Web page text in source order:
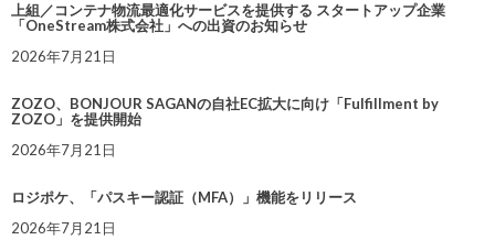
上組／コンテナ物流最適化サービスを提供する スタートアップ企業
「OneStream株式会社」への出資のお知らせ
2026年7月21日
ZOZO、BONJOUR SAGANの自社EC拡大に向け「Fulfillment by
ZOZO」を提供開始
2026年7月21日
ロジポケ、「パスキー認証（MFA）」機能をリリース
2026年7月21日